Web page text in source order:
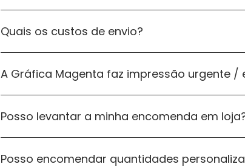
Quais os custos de envio?
A Gráfica Magenta faz impressão urgente /
Posso levantar a minha encomenda em
Posso encomendar quantidades